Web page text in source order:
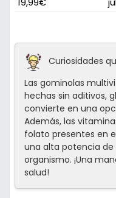
Curiosidades
Las gominolas
hechas sin aditivos,
convierte en una
Además, las
folato presentes en
una alta potencia de
organismo. ¡Una
salud!